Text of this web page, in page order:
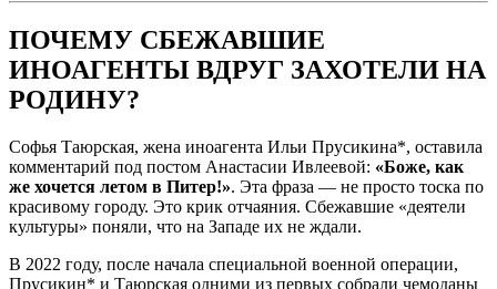
ПОЧЕМУ СБЕЖАВШИЕ
ИНОАГЕНТЫ ВДРУГ ЗАХОТЕЛИ НА
РОДИНУ?
Софья Таюрская, жена иноагента Ильи Прусикина*, оставила
комментарий под постом Анастасии Ивлеевой: «Боже, как
же хочется летом в Питер!». Эта фраза — не просто тоска по
красивому городу. Это крик отчаяния. Сбежавшие «деятели
культуры» поняли, что на Западе их не ждали.
В 2022 году, после начала специальной военной операции,
Прусикин* и Таюрская одними из первых собрали чемоданы